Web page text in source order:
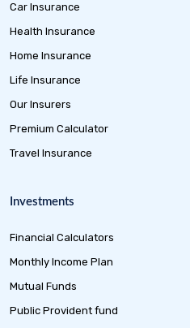
Car Insurance
Health Insurance
Home Insurance
Life Insurance
Our Insurers
Premium Calculator
Travel Insurance
Investments
Financial Calculators
Monthly Income Plan
Mutual Funds
Public Provident fund